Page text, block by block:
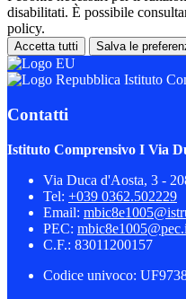
disabilitati. È possibile
policy.
Accetta tutti Salva le
Istituto
Contatti
Istituto Comprensivo I Via
Via Duca d'Aosta, 3 -
Tel: +039 0362.502229
Email:
PEC:
C.F.: 83011200157
Codice univoco: